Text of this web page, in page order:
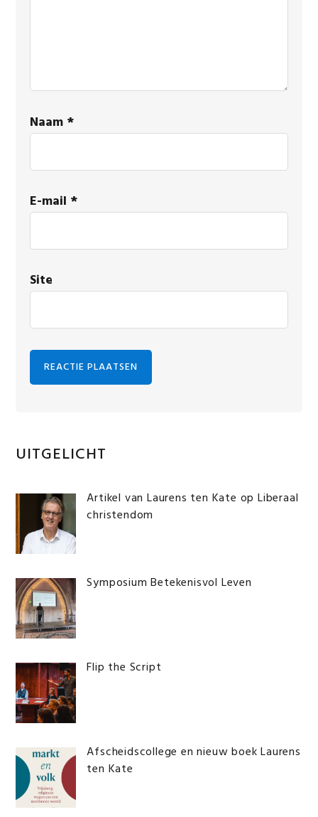
Naam *
E-mail *
Site
Primaire
Sidebar
UITGELICHT
Artikel van Laurens ten Kate op Liberaal
christendom
Symposium Betekenisvol Leven
Flip the Script
Afscheidscollege en nieuw boek Laurens
ten Kate